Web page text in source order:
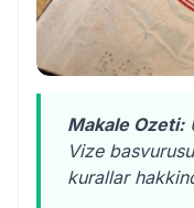
Makale Ozeti:
Vize
kurallar